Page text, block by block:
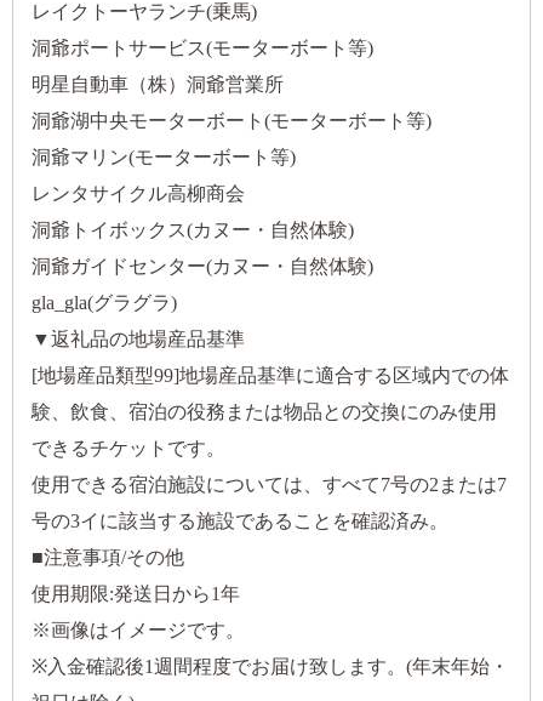
レイクトーヤランチ(乗馬)
洞爺ポートサービス(モーターボート等)
明星自動車（株）洞爺営業所
洞爺湖中央モーターボート(モーターボート等)
洞爺マリン(モーターボート等)
レンタサイクル高柳商会
洞爺トイボックス(カヌー・自然体験)
洞爺ガイドセンター(カヌー・自然体験)
gla_gla(グラグラ)
▼返礼品の地場産品基準
[地場産品類型99]地場産品基準に適合する区域内での体
験、飲食、宿泊の役務または物品との交換にのみ使用
できるチケットです。
使用できる宿泊施設については、すべて7号の2または7
号の3イに該当する施設であることを確認済み。
■注意事項/その他
使用期限:発送日から1年
※画像はイメージです。
※入金確認後1週間程度でお届け致します。(年末年始・